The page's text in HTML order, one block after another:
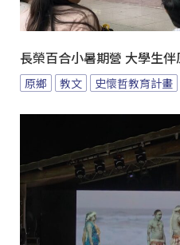
長榮百合小暑期營 大學生伴
原鄉 教文 史懷哲教育計畫